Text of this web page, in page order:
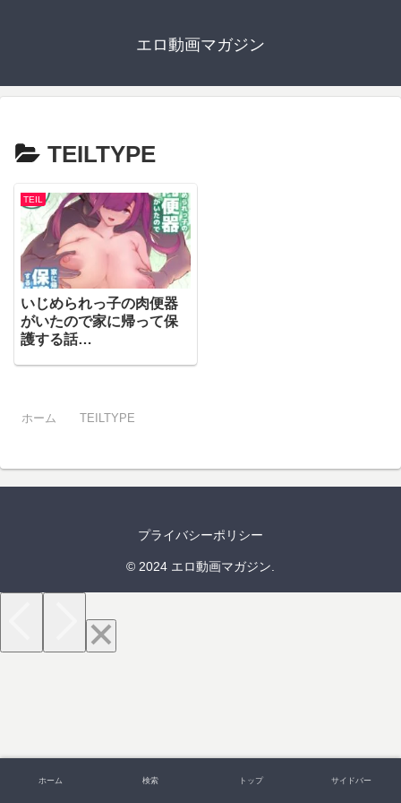
エロ動画マガジン
TEILTYPE
TEIL
いじめられっ子の肉便器
がいたので家に帰って保
護する話
ホーム TEILTYPE
プライバシーポリシー
© 2024 エロ動画マガジン.
ホーム 検索 トップ サイドバー